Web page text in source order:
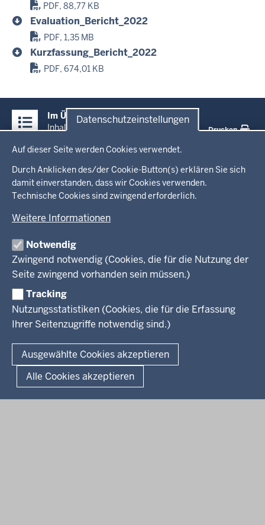
Datenschutzeinstellungen
Auf dieser Seite werden Cookies verwendet.
Durch Anklicken des/der Cookie-Button(s) erklären Sie sich
damit einverstanden, dass wir Cookies verwenden.
Technische Cookies sind zwingend erforderlich.
Weitere Informationen
Notwendig
Zwingend notwendig (Cookies, die für die Nutzung der
Seite zwingend vorhanden sein müssen.)
Tracking
Nutzungsstatistiken (Cookies, die für die Erfassung
Ihrer Seitenzugriffe notwendig sind.)
Ausgewählte Cookies akzeptieren
Alle Cookies akzeptieren
PDF, 88,77 KB
Evaluation_Bericht_2022
PDF, 1,35 MB
Kurzfassung_Bericht_2022
PDF, 674,01 KB
Inhalte
Im Überblick
Inhalt
Drucken
Menü
in
der
Fußzeile
Startseite
Ministerium
Leitung des Hauses
Organisation
Arbeitgeber Ministerium
Rechtsgrundlagen
Kultur
Wissenschaft, Forschung, Lehre und Studium
Weiterbildung
Presse
Service
Kontakt
Fußzeile
Datenschutz Erklärung zur Barrierefreiheit